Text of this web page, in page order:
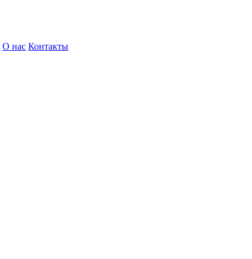
О нас Контакты